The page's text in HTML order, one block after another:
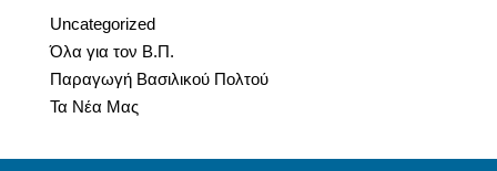
Uncategorized
Όλα για τον Β.Π.
Παραγωγή Βασιλικού Πολτού
Τα Νέα Μας